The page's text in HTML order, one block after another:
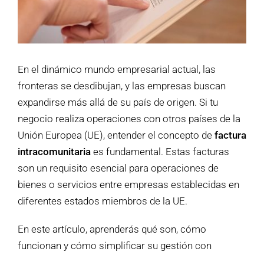
En el dinámico mundo empresarial actual, las
fronteras se desdibujan, y las empresas buscan
expandirse más allá de su país de origen. Si tu
negocio realiza operaciones con otros países de la
Unión Europea (UE), entender el concepto de factura
intracomunitaria es fundamental. Estas facturas
son un requisito esencial para operaciones de
bienes o servicios entre empresas establecidas en
diferentes estados miembros de la UE.
En este artículo, aprenderás qué son, cómo
funcionan y cómo simplificar su gestión con